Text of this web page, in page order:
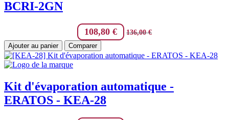
BCRI-2GN
108,80 € 136,00€
Ajouter au panier
Comparer
Kit d'évaporation automatique -
ERATOS - KEA-28